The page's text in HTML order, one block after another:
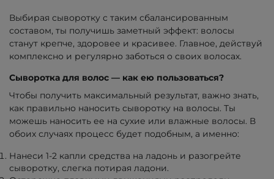
Выбирая сыворотку с таким сбалансированным
составом, ты получишь заметный эффект: волосы
станут крепче, здоровее и красивее. Главное, действуй
комплексно и регулярно заботься о своих волосах.
Сыворотка для волос — как ею пользоваться?
Чтобы получить максимальный результат, важно знать,
как правильно наносить сыворотку на волосы. Ты
можешь наносить ее на сухие или влажные волосы. В
обоих случаях процесс будет подобным, а именно:
Нанеси 1-2 капли средства на ладонь и разогрейте
сыворотку, слегка потирая ладони.